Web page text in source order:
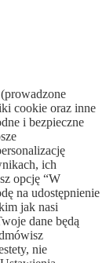
(prowadzone
cookie oraz inne
i bezpieczne
ich
opcję “W
na udostępnienie
jak nasi
dane będą
nie